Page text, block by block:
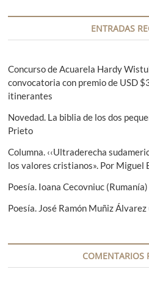
c
n
d
e
e
n
t
r
a
a
s
r
o
r
:
ENTRADAS
Concurso de Acuarela Hardy
convocatoria con premio de USD
itinerantes
Novedad. La biblia de los dos
Prieto
Columna. ‹‹Ultraderecha
los valores cristianos». Por Miguel
Poesía. Ioana Cecovniuc (Rumanía)
Poesía. José Ramón Muñiz Álvarez
COMENTARIOS